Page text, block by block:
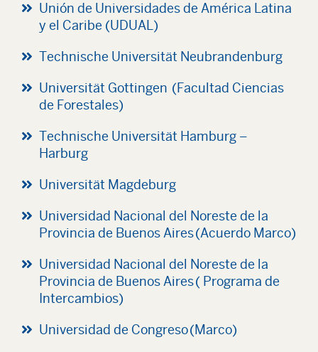
Unión de Universidades de América Latina
y el Caribe (UDUAL)
Technische Universität Neubrandenburg
Universität Gottingen (Facultad Ciencias
de Forestales)
Technische Universität Hamburg –
Harburg
Universität Magdeburg
Universidad Nacional del Noreste de la
Provincia de Buenos Aires (Acuerdo Marco)
Universidad Nacional del Noreste de la
Provincia de Buenos Aires ( Programa de
Intercambios)
Universidad de Congreso (Marco)